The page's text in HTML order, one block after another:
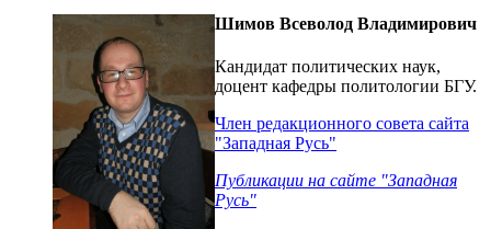
Шимов Всеволод Владимирович
Кандидат политических наук,
доцент кафедры политологии БГУ.
Член редакционного совета сайта
"Западная Русь"
Публикации на сайте "Западная
Русь"